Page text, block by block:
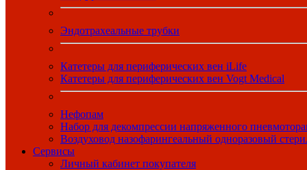
Эндотрахеальные трубки
Катетеры для периферических вен iLife
Катетеры для периферических вен Vogt Medical
Нефопам
Набор для декомпрессии напряженного
Воздуховод назофарингеальный одноразовый
Сервисы
Личный кабинет покупателя